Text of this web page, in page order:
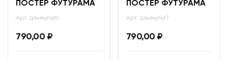
ПОСТЕР ФУТУРАМА
Арт: дэнмульт6
790,00 ₽
ПОСТЕР ФУТУРАМА
Арт: дэнмульт7
790,00 ₽